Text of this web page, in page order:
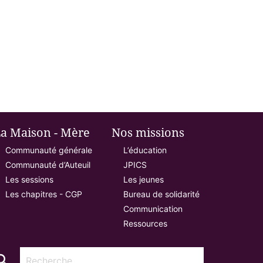
Maison - Mère
Communauté générale
Communauté d’Auteuil
Les sessions
Les chapitres - CGP
Nos missions
L’éducation
JPICS
Les jeunes
Bureau de solidarité
Communication
Ressources